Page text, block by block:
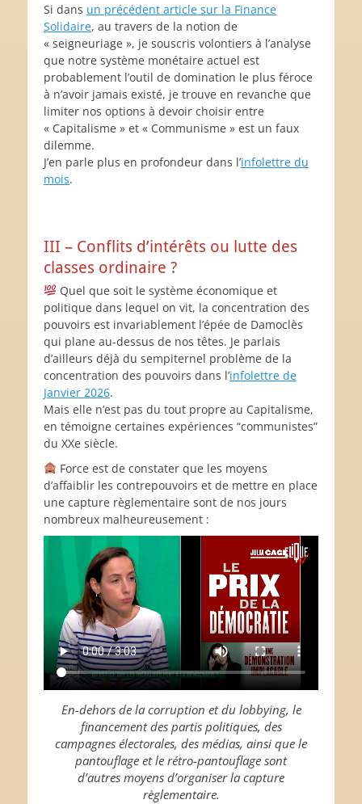
Si dans un précédent article sur la Finance
Solidaire, au travers de la notion de
« seigneuriage », je souscris volontiers à l’analyse
que notre système monétaire actuel est
probablement l’outil de domination le plus féroce
à n’avoir jamais existé, je trouve en revanche que
limiter nos options à devoir choisir entre
« Capitalisme » et « Communisme » est un faux
dilemme.
J’en parle plus en profondeur dans l’infolettre du
mois.
III – Conflits d’intérêts ou lutte des
classes ordinaire ?
Quel que soit le système économique et
politique dans lequel on vit, la concentration des
pouvoirs est invariablement l’épée de Damoclès
qui plane au-dessus de nos têtes. Je parlais
d’ailleurs déjà du sempiternel problème de la
concentration des pouvoirs dans l’infolettre de
Janvier 2026.
Mais elle n’est pas du tout propre au Capitalisme,
en témoigne certaines expériences “communistes”
du XXe siècle.
Force est de constater que les moyens
d’affaiblir les contrepouvoirs et de mettre en place
une capture règlementaire sont de nos jours
nombreux malheureusement :
En-dehors de la corruption et du lobbying, le
financement des partis politiques, des
campagnes électorales, des médias, ainsi que le
pantouflage et le rétro-pantouflage sont
d’autres moyens d’organiser la capture
règlementaire.